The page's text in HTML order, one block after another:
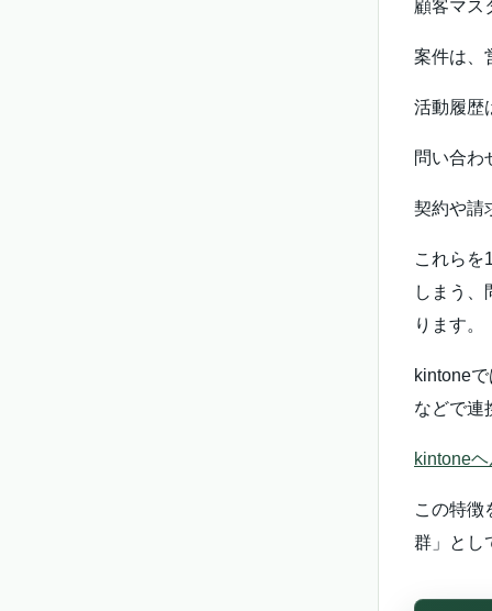
顧客マス
案件は、
活動履歴
問い合わ
契約や請
これらを
しまう、
ります。
kintone
などで連
kintone
この特徴
群」とし